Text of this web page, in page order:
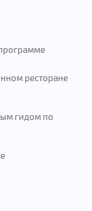
ресторане
гидом по